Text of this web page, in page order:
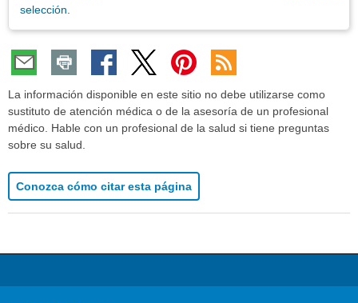
selección
La información disponible en este sitio no debe utilizarse como
sustituto de atención médica o de la asesoría de un profesional
médico. Hable con un profesional de la salud si tiene preguntas
sobre su salud.
Conozca cómo citar esta página